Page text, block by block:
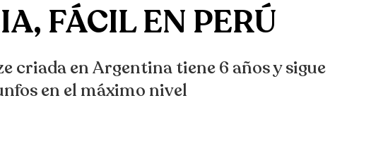
FÁCIL EN PERÚ
criada en Argentina tiene 6 años y sigue
en el máximo nivel